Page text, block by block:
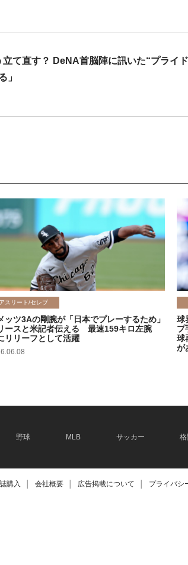
て直す？ DeNA首脳陣に訊いた“プライ
」
アスリート/セレブ
ッツ3Aの剛腕が「日本でプレーするため」
ースと米記者伝える 最速159キロ左腕
リリーフとして活躍
球
プ
球
が
野球 MLB サッカー
購入 会社概要 広告掲載について プライバシ